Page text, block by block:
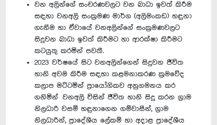
වන අලින්ගේ සංචරණවලට වන බාධා ඉවත් කිරීම
සඳහා වනඅලි සංක්‍රමණ මාර්ග (අලිමංකඩ) හඳුනා
ගැනීම හා ඒවායේ වනඅලින්ගේ සංක්‍රමණවලට
සිදුවන බාධා ඉවත් කිරීමට හා ආරක්ෂා කිරීමට
කටයුතු කරමින් පවතී.
2023 වර්ෂයේ සිට වනඅලින්ගෙන් සිදුවන ජීවිත
හානි අවම කිරීම සඳහා කළමනාකරණ ක්‍රමවේද
කලාප මට්ටමින් ප්‍රායෝගිකව අනුගමනය කර
ගනිමින් වනඅලි විසින් ජීවිත හානි සිදු කරන ග්‍රාම
නිලධාරි වසම් හඳුනාගෙන ගම්වාසීන්, ග්‍රාම
නිලධාරින්, ප්‍රාදේශීය ලේකම් හා අදාළ ප්‍රාදේශීය